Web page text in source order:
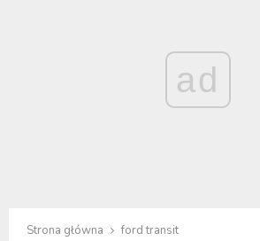
ad
Strona główna ford transit